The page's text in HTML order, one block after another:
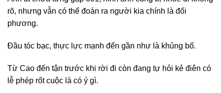
rõ, nhưng vẫn có thể đoán ra người kia chính là đối
phương.
Đầu tóc bạc, thực lực mạnh đến gần như là khủng bố.
Từ Cao đến tận trước khi rời đi còn đang tự hỏi kẻ điên có
lễ phép rốt cuộc là có ý gì.